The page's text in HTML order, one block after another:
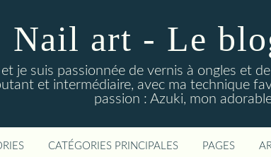
Nail art - Le
et je suis passionnée de vernis à ongles et
et intermédiaire, avec ma technique
passion : Azuki, mon
CATÉGORIES PRINCIPALES PAGES